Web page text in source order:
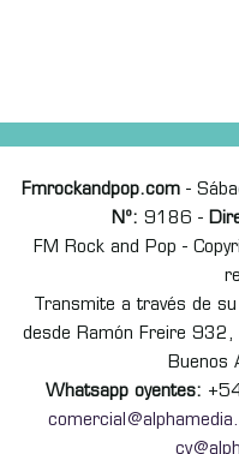
Fmrockandpop.com-
Nº: 9186 -
FM Rock and Pop -
Transmite a través de
desde Ramón Freire 932,
Buenos
Whatsapp oyentes: